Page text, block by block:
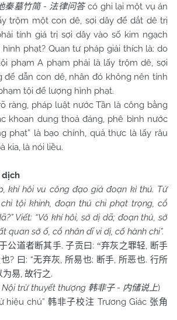
秦墓竹简- 法律问答có ghi lại một vụ án
trộm một con dê, sợi dây để dắt dê trị
tính giá trị sợi dây vào số kim ngạch
phạt? Quan tư pháp giải thích là: do
phạm A phạm phải là lấy trộm dê, sợi
để dẫn con dê, nhân đó không nên tính
tội để lượng hình phạt.
pháp luật nước Tần là công bằng
khoan dung thoả đáng, phê bình nước
phạt” là bạo chính, quả thực là lấy râu
kia, là nói liều.
dịch
khí hôi vu công đạo giả đoạn kì thủ. Tử
chi tội khinh, đoạn thủ chi phạt trọng, cổ
Viết: “Vô khí hôi, sở dị dã; đoạn thủ, sở
quan sở ố, cổ nhân dĩ vi dị, cố hành chi”.
公道者断其手.子贡曰 : “弃灰之罪轻, 断手
? 曰 : “无弃灰, 所易也; 断手, 所恶也. 行所
为易, 故行之.
Nội trừ thuyết thượng 韩非子- 内储说上)
chú”韩非子校注 Trương Giác 张角